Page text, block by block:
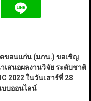
ดขอนแก่น (มภน.) ขอเชิญ
เสนอผลงานวิจัย ระดับชาติ
2022ในวันเสาร์ที่ 28
บออนไลน์